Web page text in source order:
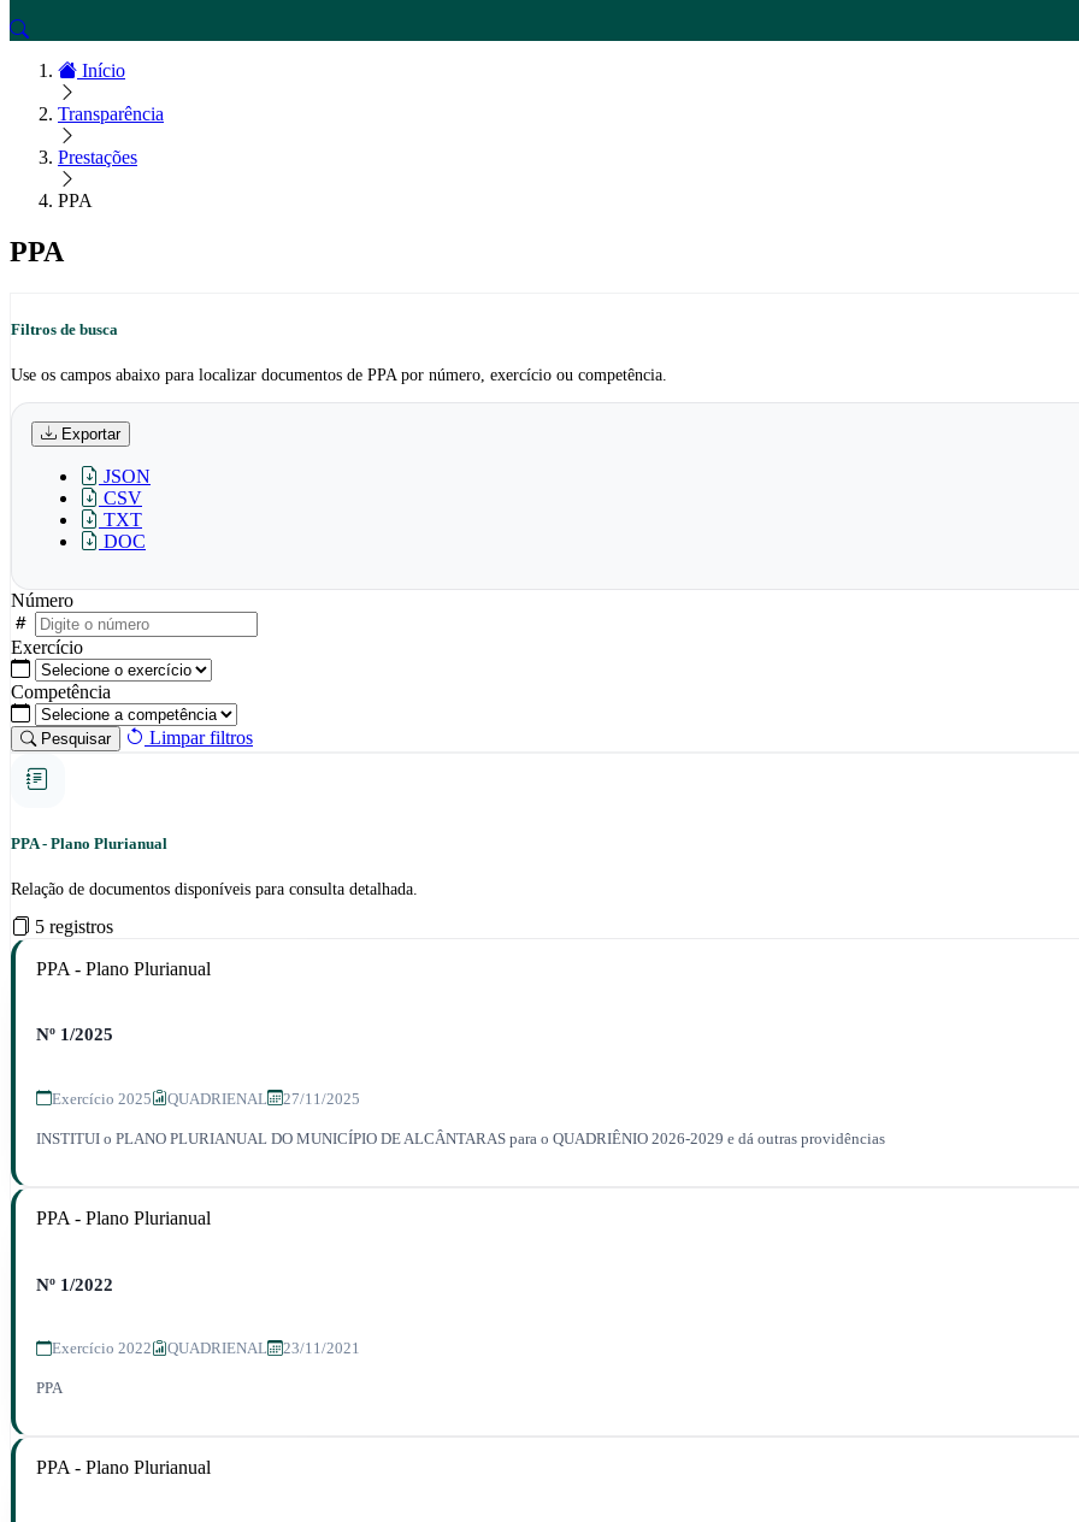
Início
Transparência
Prestações
PPA
PPA
Filtros de busca
Use os campos abaixo para localizar documentos de PPA por número, exercício ou competência.
Exportar
JSON
CSV
TXT
DOC
Número
Exercício
Competência
Pesquisar Limpar filtros
PPA - Plano Plurianual
Relação de documentos disponíveis para consulta detalhada.
5 registros
PPA - Plano Plurianual
Nº 1/2025
Exercício 2025 QUADRIENAL 27/11/2025
INSTITUI o PLANO PLURIANUAL DO MUNICÍPIO DE ALCÂNTARAS para o QUADRIÊNIO 2026-2029 e dá outras providências
PPA - Plano Plurianual
Nº 1/2022
Exercício 2022 QUADRIENAL 23/11/2021
PPA
PPA - Plano Plurianual